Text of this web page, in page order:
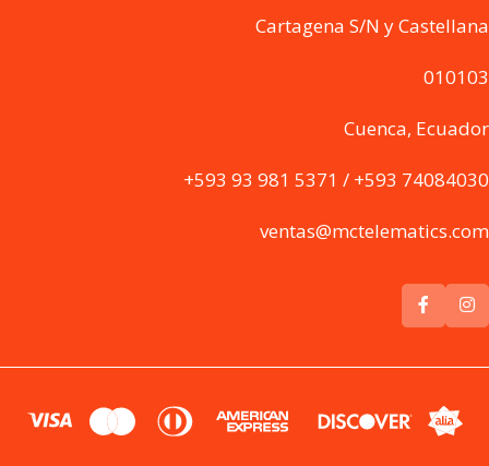
Cartagena S/N y Castellana
010103
Cuenca, Ecuador
+593 93 981 5371 / +593 74084030
ventas@mctelematics.com